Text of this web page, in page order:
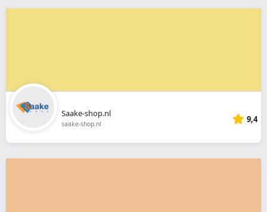
Saake-shop.nl
saake-shop.nl 9,4